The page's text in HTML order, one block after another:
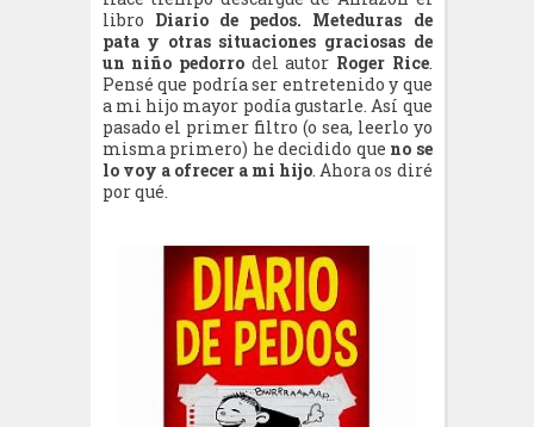
libro Diario de pedos. Meteduras de
pata y otras situaciones graciosas de
un niño pedorrodel autor Roger Rice.
Pensé que podría ser entretenido y que
a mi hijo mayor podía gustarle. Así que
pasado el primer filtro (o sea, leerlo yo
misma primero) he decidido que no se
lo voy a ofrecer a mi hijo. Ahora os diré
por qué.